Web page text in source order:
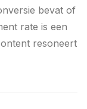
bevat of
rate is een
resoneert